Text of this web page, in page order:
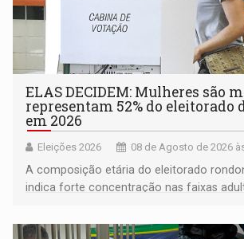
ELAS DECIDEM: Mulheres são
representam 52% do eleitorado
em 2026
Eleições 2026 08 de Agosto de 2026
A composição etária do eleitorado
indica forte concentração nas faixas